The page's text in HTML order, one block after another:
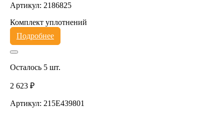
Артикул: 2186825
Комплект уплотнений
Подробнее
Осталось 5 шт.
2 623 ₽
Артикул: 215E439801